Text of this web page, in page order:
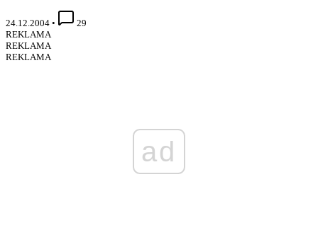
24.12.2004 •
29
REKLAMA
REKLAMA
REKLAMA
ad